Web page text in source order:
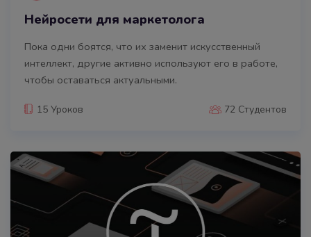
Нейросети для маркетолога
Пока одни боятся, что их заменит искусственный
интеллект, другие активно используют его в работе,
чтобы оставаться актуальными.
15 Уроков 72 Студентов